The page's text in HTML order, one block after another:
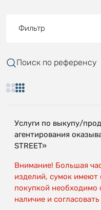
Фильтр
Поиск по референсу
Услуги по выкупу/
агентирования
STREET»
Внимание! Большая
изделий, сумок имеют
покупкой необходимо
наличие и